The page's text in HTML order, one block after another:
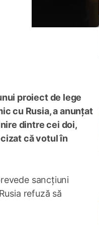
proiect de lege
cu Rusia, a anunțat
dintre cei doi,
că votul în
sancțiuni
refuză să